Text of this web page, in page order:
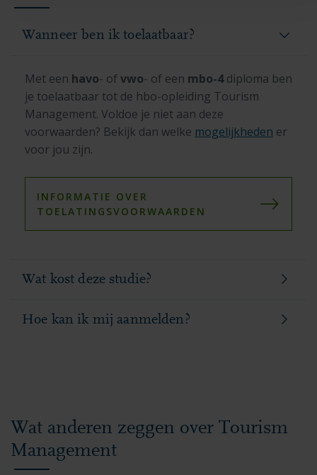
Wanneer ben ik toelaatbaar?
Met een havo- ofvwo- of een mbo-4diploma ben
je toelaatbaar tot de hbo-opleiding Tourism
Management. Voldoe je niet aan deze
voorwaarden? Bekijk dan welke mogelijkheden er
voor jou zijn.
INFORMATIE OVER
TOELATINGSVOORWAARDEN
Wat kost deze studie?
Hoe kan ik mij aanmelden?
Wat anderen zeggen over Tourism
Management